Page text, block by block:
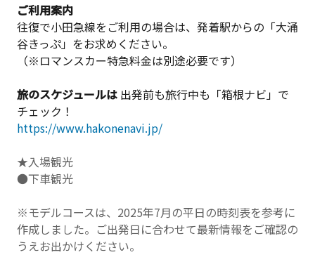
ご利用案内
往復で小田急線をご利用の場合は、発着駅からの「大涌
谷きっぷ」をお求めください。
（※ロマンスカー特急料金は別途必要です）
旅のスケジュールは 出発前も旅行中も「箱根ナビ」で
チェック！
https://www.hakonenavi.jp/
★入場観光
●下車観光
※モデルコースは、2025年7月の平日の時刻表を参考に
作成しました。ご出発日に合わせて最新情報をご確認の
うえお出かけください。